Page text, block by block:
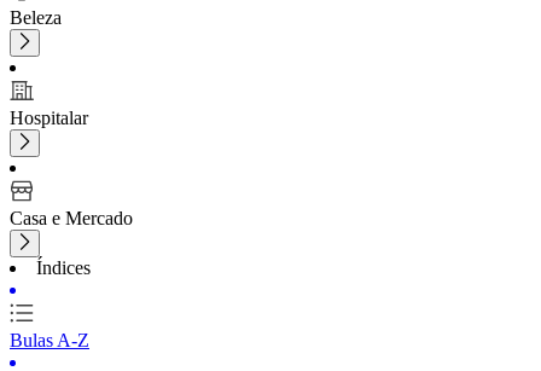
Beleza
Hospitalar
Casa e Mercado
Índices
Bulas A-Z